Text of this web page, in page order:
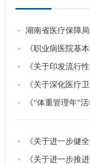
湖南省医疗保障
《职业病医院基
《关于印发流行
《关于深化医疗
《“体重管理年”
《关于进一步健
《关于进一步推